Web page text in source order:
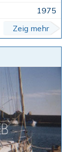
1975
Zeig mehr